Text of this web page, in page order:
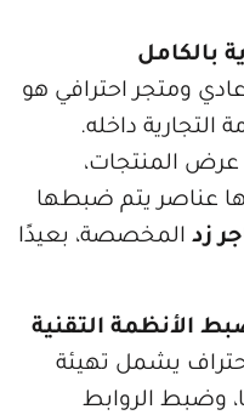
احترافي هو
ضبطها
بعيدًا
التقنية
تهيئة